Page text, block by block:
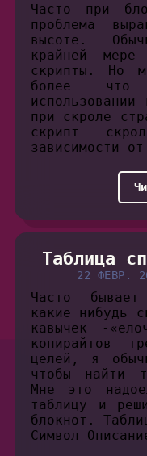
Часто при
проблема
высоте.
крайней
скрипты. Но
более
при скроле
скрипт
зависимости
Таблица
22 ФЕВР.
Часто бывает
какие нибудь
кавычек -
копирайтов
целей, я
чтобы найти
Мне это
таблицу и
блокнот.
Символ